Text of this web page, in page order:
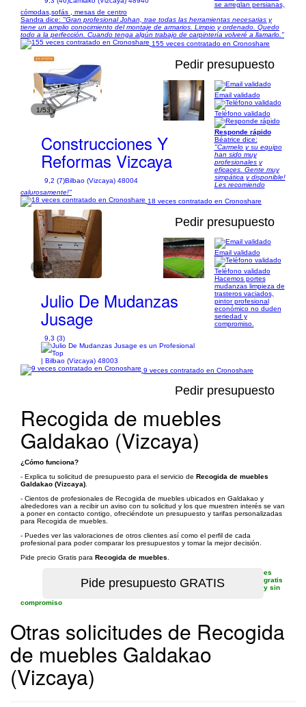
se arreglan persianas,
cómodas,sofás , mesas de centro
Sandra dice: "Gran profesional Johan, trae todas las herramientas necesarias y
tiene un amplio conocimiento del montaje de armarios. Limpio y ordenado. Quedo
todo a la perfección. Cuando tenga algún trabajo de carpintería volveré a llamarlo."
155 veces contratado en Cronoshare
1/53
Pedir presupuesto
Construcciones Y
Reformas Vizcaya
9,2 (7)Bilbao (Vizcaya) 48004
Email validado
Teléfono validado
Responde rápido
Béatrice dice:
"Carmelo y su equipo
han sido muy
profesionales y
eficaces. Gente muy
simpática y disponible!
Les recomiendo
calurosamente!"
18 veces contratado en Cronoshare
1/4
Pedir presupuesto
Julio De Mudanzas
Jusage
9,3 (3)
| Bilbao (Vizcaya) 48003
Email validado
Teléfono validado
Hacemos portes
mudanzas limpieza de
trasteros vaciados,
pintor profesional
económico no duden
seriedad y
compromiso.
9 veces contratado en Cronoshare
Pedir presupuesto
Recogida de muebles
Galdakao (Vizcaya)
¿Cómo funciona?
- Explica tu solicitud de presupuesto para el servicio de Recogida de muebles
Galdakao (Vizcaya)
- Cientos de profesionales de Recogida de muebles ubicados en Galdakao y
alrededores van a recibir un aviso con tu solicitud y los que muestren interés se van
a poner en contacto contigo, ofreciéndote un presupuesto y tarifas personalizadas
para Recogida de muebles.
- Puedes ver las valoraciones de otros clientes así como el perfil de cada
profesional para poder comparar los presupuestos y tomar la mejor decisión.
Pide precio Gratis para Recogida de muebles
es
gratis
y sin
compromiso
Otras solicitudes de Recogida
de muebles Galdakao
(Vizcaya)